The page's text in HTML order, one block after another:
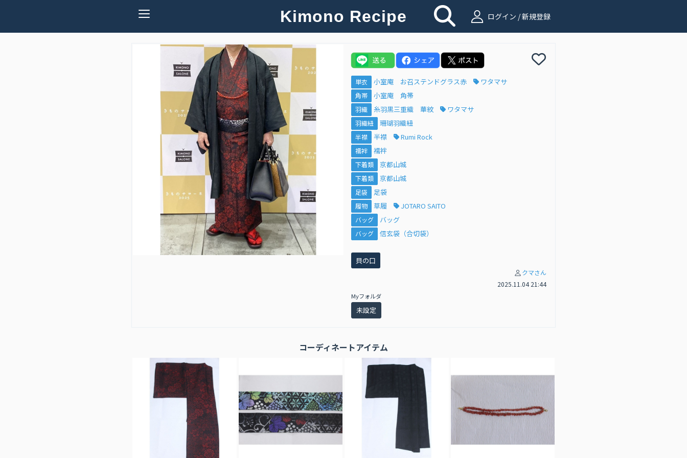
Kimono Recipe ログイン / 新規登録
単衣 小室庵 お召ステンドグラス赤 ワタマサ
角帯 小室庵 角帯
羽織 糸羽黒三重織 華紋 ワタマサ
羽織紐 珊瑚羽織紐
半襟 半襟 Rumi Rock
襦袢 襦袢
下着類 京都山城
下着類 京都山城
足袋 足袋
履物 草履 JOTARO SAITO
バッグ バッグ
バッグ 信玄袋（合切袋）
貝の口
クマさん
2025.11.04 21:44
Myフォルダ
未設定
コーディネートアイテム